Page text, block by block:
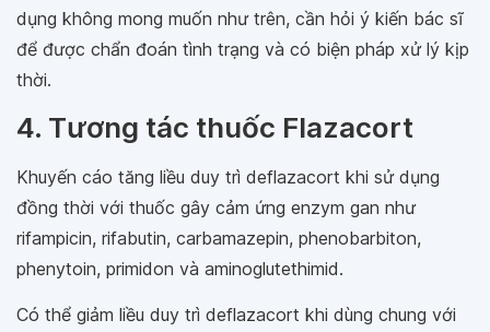
dụng không mong muốn như trên, cần hỏi ý kiến bác sĩ
để được chẩn đoán tình trạng và có biện pháp xử lý kịp
thời.
4. Tương tác thuốc Flazacort
Khuyến cáo tăng liều duy trì deflazacort khi sử dụng
đồng thời với thuốc gây cảm ứng enzym gan như
rifampicin, rifabutin, carbamazepin, phenobarbiton,
phenytoin, primidon và aminoglutethimid.
Có thể giảm liều duy trì deflazacort khi dùng chung với